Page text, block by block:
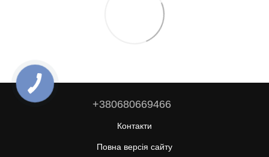
+380680669466
Контакти
Повна версія сайту